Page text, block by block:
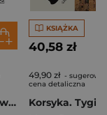
Włochy prawdziwe. Podróż śladami mafii, migracji i kryzysów
KSIĄŻKA
40,58 zł
49,90 zł -
cena detaliczna